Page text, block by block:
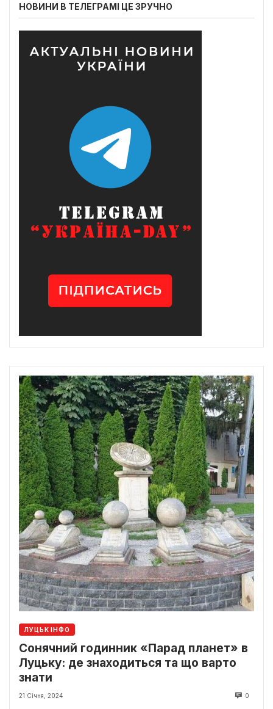
НОВИНИ В ТЕЛЕГРАМІ ЦЕ ЗРУЧНО
ЛУЦЬК ІНФО
Сонячний годинник «Парад планет» в
Луцьку: де знаходиться та що варто
знати
21 Січня, 2024 0